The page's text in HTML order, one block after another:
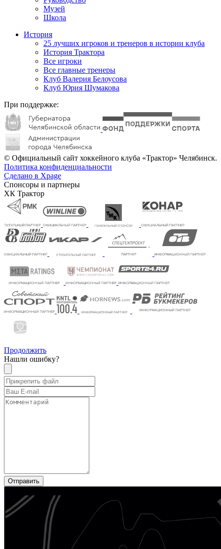
Музей
Школа
История
25 лучших игроков и тренеров в истории клуба
История Трактора
Все игроки
Все главные тренеры
Клуб Валерия Белоусова
Клуб Юрия Шумакова
При поддержке:
© Официальный сайт хоккейного клуба «Трактор» Челябинск.
Политика конфиденциальности
Сделано в Xpage
Спонсоры и партнеры
ХК Трактор
Продолжить
Нашли ошибку?